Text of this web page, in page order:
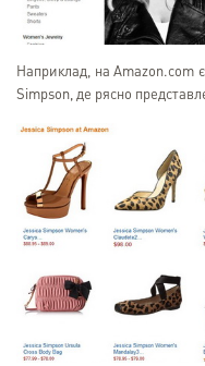
Наприклад, на Amazon.com
Simpson, де рясно